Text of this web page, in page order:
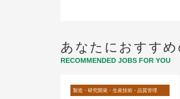
あなたにおすすめ
RECOMMENDED JOBS FOR YOU
製造・研究開発・生産技術・品質管理